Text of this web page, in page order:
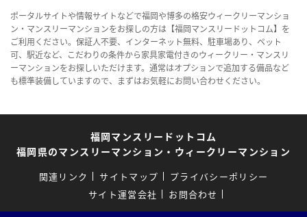
ポータルサイトや情報サイトなどで福岡や博多の格安ウィークリーマンショ
ン・マンスリーマンションをお探しの方は【福岡マンスリードットコム】を
ご利用ください。保証人不要、インターネット無料、駐車場あり、ペット
可、駅近など、こだわりの条件から家具家電付きのウィークリー・マンスリ
ーマンションをお探しいただけます。通常はオプションで追加する備品など
も標準装備していますので、まずはお気軽にお問い合わせください。
福岡マンスリードットコム
福岡県のマンスリーマンション・ウィークリーマンション
関連リンク サイトマップ
プライバシーポリシー
サイト運営会社
お問合わせ